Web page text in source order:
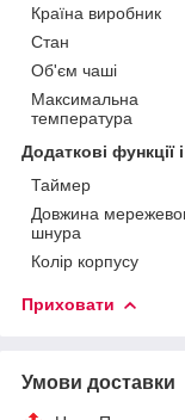
Країна виробник
Стан
Об'єм чаші
Максимальна
температура
Додаткові функції
Таймер
Довжина
шнура
Колір корпусу
Приховати
Умови доставки